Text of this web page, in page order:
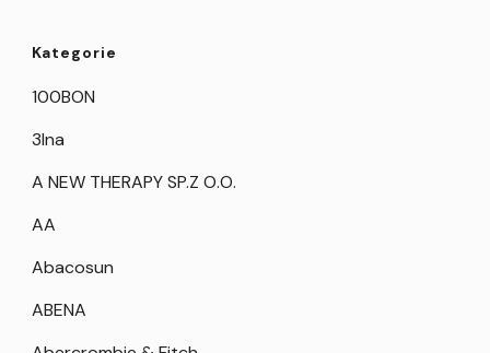
Kategorie
100BON
3Ina
A NEW THERAPY SP.Z O.O.
AA
Abacosun
ABENA